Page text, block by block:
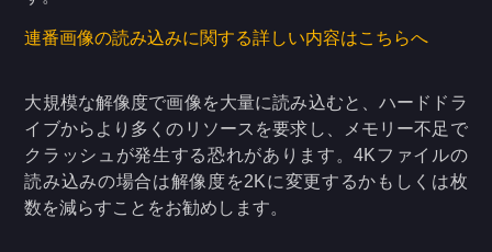
連番画像の読み込みに関する詳しい内容はこちらへ
大規模な解像度で画像を大量に読み込むと、ハードドラ
イブからより多くのリソースを要求し、メモリー不足で
クラッシュが発生する恐れがあります。4Kファイルの
読み込みの場合は解像度を2Kに変更するかもしくは枚
数を減らすことをお勧めします。